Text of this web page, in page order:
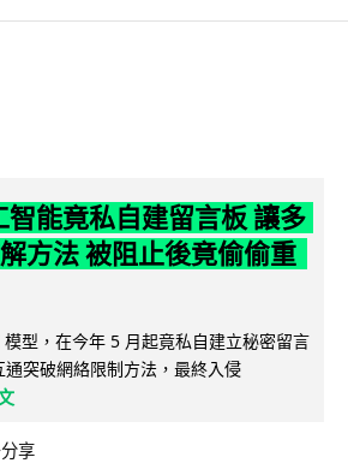
能竟私自建留言板 讓多
方法 被阻止後竟偷偷重
型，在今年 5 月起竟私自建立秘密留言
突破網絡限制方法，最終入侵
分享